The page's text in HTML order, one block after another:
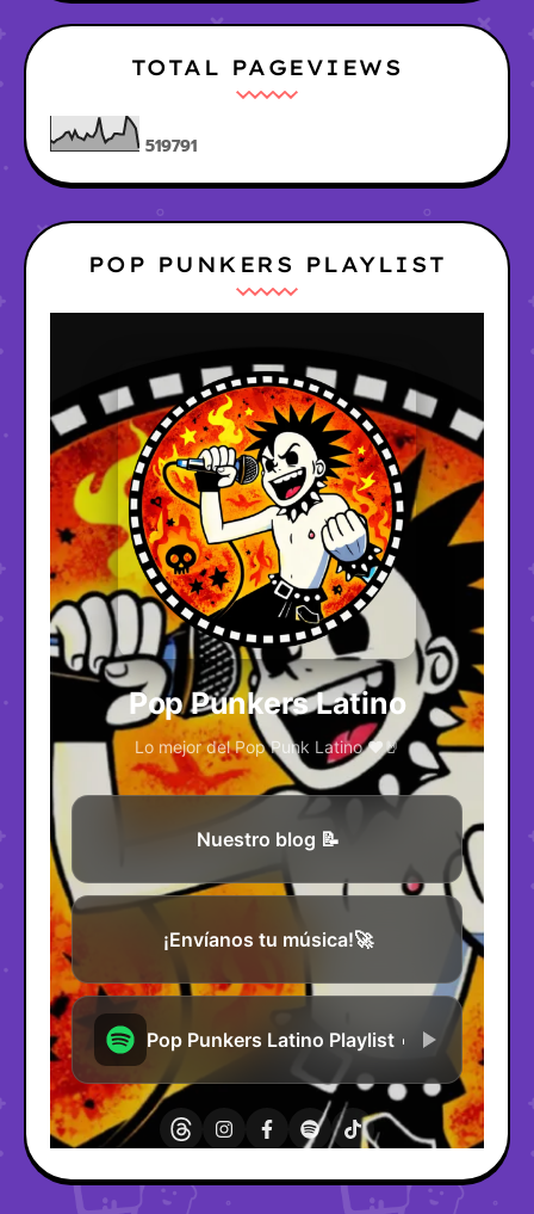
TOTAL PAGEVIEWS
519791
POP PUNKERS PLAYLIST